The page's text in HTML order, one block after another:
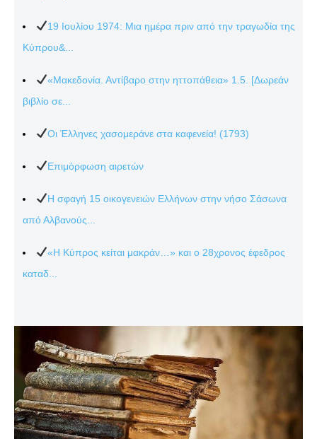
19 Ιουλίου 1974: Μια ημέρα πριν από την τραγωδία της
Κύπρου&...
«Μακεδονία. Αντίβαρο στην ηττοπάθεια» 1.5. [Δωρεάν
βιβλίο σε...
Οι Έλληνες χασομεράνε στα καφενεία! (1793)
Επιμόρφωση αιρετών
Η σφαγή 15 οικογενειών Ελλήνων στην νήσο Σάσωνα
από Αλβανούς...
«Η Κύπρος κείται μακράν…» και ο 28χρονος έφεδρος
καταδ...